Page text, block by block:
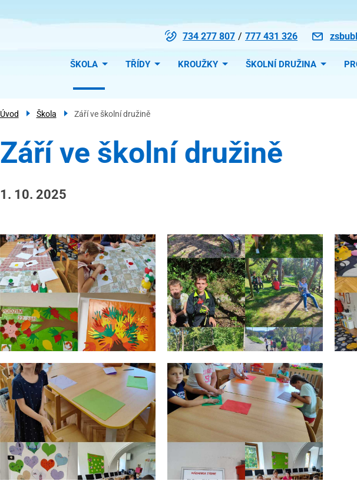
734 277 807 777 431 326
Menu
navigace
ŠKOLA TŘÍDY KROUŽKY ŠKOLNÍ DRUŽINA
Úvod Škola Září ve školní družině
Září ve školní družině
1. 10. 2025